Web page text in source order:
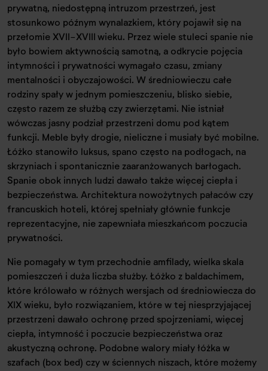
prywatną, niedostępną intruzom przestrzeń, jest
stosunkowo późnym wynalazkiem, który pojawił się na
przełomie XVII-XVIII wieku. Przez wiele stuleci spanie nie
było bowiem aktywnością samotną, a odkrycie pojęcia
intymności i prywatności wymagało czasu, zmiany
mentalności i obyczajowości. W średniowieczu całe
rodziny spały w jednym pomieszczeniu, blisko siebie,
często razem ze służbą czy zwierzętami. Nie istniał
wówczas jasny podział przestrzeni domu pod kątem
funkcji. Meble były drogie, nieliczne i musiały być mobilne.
Łóżko stanowiło luksus, spano często na podłogach, na
skrzyniach i spontanicznie zaaranżowanych barłogach.
Spanie obok innych ludzi dawało także więcej ciepła i
bezpieczeństwa. Architektura nowożytnych pałaców czy
francuskich hoteli, której spełniały głównie funkcje
reprezentacyjne, nie zapewniała mieszkańcom poczucia
prywatności.
Nie pomagały w tym przechodnie amfilady, wielka skala
pomieszczeń i duża liczba służby. Łóżko z baldachimem,
które królowało w różnych wersjach od średniowiecza do
XIX wieku, było rozwiązaniem, które w tej niesprzyjającej
przestrzeni dawało ochronę przed spojrzeniami, więcej
ciepła, intymność i poczucie bezpieczeństwa oraz
akustyczną ochronę. Podobne walory miały łóżka w
szafach (box bed) czy w ściennych niszach, które możemy